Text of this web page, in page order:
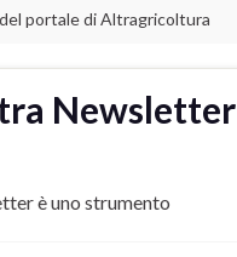
portale di Altragricoltura
Newsletter
è uno strumento